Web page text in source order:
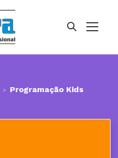
Programação Kids